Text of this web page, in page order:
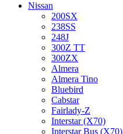
Nissan
200SX
238SS
248J
300Z TT
300ZX
Almera
Almera Tino
Bluebird
Cabstar
Fairlady-Z
Interstar (X70)
Interstar Bus (X70)